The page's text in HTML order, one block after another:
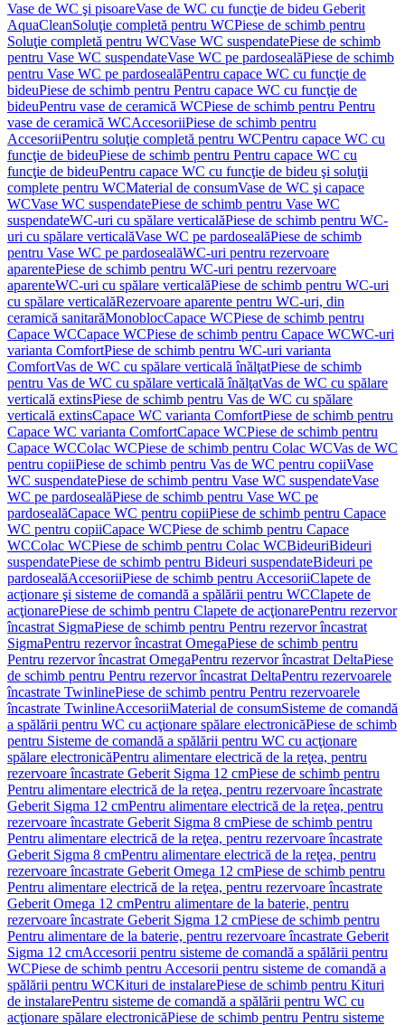
Vase de WC şi pisoareVase de WC cu funcţie de bideu Geberit
AquaCleanSoluţie completă pentru WCPiese de schimb pentru
Soluţie completă pentru WCVase WC suspendatePiese de schimb
pentru Vase WC suspendateVase WC pe pardosealăPiese de schimb
pentru Vase WC pe pardosealăPentru capace WC cu funcţie de
bideuPiese de schimb pentru Pentru capace WC cu funcţie de
bideuPentru vase de ceramică WCPiese de schimb pentru Pentru
vase de ceramică WCAccesoriiPiese de schimb pentru
AccesoriiPentru soluţie completă pentru WCPentru capace WC cu
funcţie de bideuPiese de schimb pentru Pentru capace WC cu
funcţie de bideuPentru capace WC cu funcţie de bideu şi soluţii
complete pentru WCMaterial de consumVase de WC şi capace
WCVase WC suspendatePiese de schimb pentru Vase WC
suspendateWC-uri cu spălare verticalăPiese de schimb pentru WC-
uri cu spălare verticalăVase WC pe pardosealăPiese de schimb
pentru Vase WC pe pardosealăWC-uri pentru rezervoare
aparentePiese de schimb pentru WC-uri pentru rezervoare
aparenteWC-uri cu spălare verticalăPiese de schimb pentru WC-uri
cu spălare verticalăRezervoare aparente pentru WC-uri, din
ceramică sanitarăMonoblocCapace WCPiese de schimb pentru
Capace WCCapace WCPiese de schimb pentru Capace WCWC-uri
varianta ComfortPiese de schimb pentru WC-uri varianta
ComfortVas de WC cu spălare verticală înălţatPiese de schimb
pentru Vas de WC cu spălare verticală înălţatVas de WC cu spălare
verticală extinsPiese de schimb pentru Vas de WC cu spălare
verticală extinsCapace WC varianta ComfortPiese de schimb pentru
Capace WC varianta ComfortCapace WCPiese de schimb pentru
Capace WCColac WCPiese de schimb pentru Colac WCVas de WC
pentru copiiPiese de schimb pentru Vas de WC pentru copiiVase
WC suspendatePiese de schimb pentru Vase WC suspendateVase
WC pe pardosealăPiese de schimb pentru Vase WC pe
pardosealăCapace WC pentru copiiPiese de schimb pentru Capace
WC pentru copiiCapace WCPiese de schimb pentru Capace
WCColac WCPiese de schimb pentru Colac WCBideuriBideuri
suspendatePiese de schimb pentru Bideuri suspendateBideuri pe
pardosealăAccesoriiPiese de schimb pentru AccesoriiClapete de
acţionare şi sisteme de comandă a spălării pentru WCClapete de
acţionarePiese de schimb pentru Clapete de acţionarePentru rezervor
încastrat SigmaPiese de schimb pentru Pentru rezervor încastrat
SigmaPentru rezervor încastrat OmegaPiese de schimb pentru
Pentru rezervor încastrat OmegaPentru rezervor încastrat DeltaPiese
de schimb pentru Pentru rezervor încastrat DeltaPentru rezervoarele
încastrate TwinlinePiese de schimb pentru Pentru rezervoarele
încastrate TwinlineAccesoriiMaterial de consumSisteme de comandă
a spălării pentru WC cu acţionare spălare electronicăPiese de schimb
pentru Sisteme de comandă a spălării pentru WC cu acţionare
spălare electronicăPentru alimentare electrică de la reţea, pentru
rezervoare încastrate Geberit Sigma 12 cmPiese de schimb pentru
Pentru alimentare electrică de la reţea, pentru rezervoare încastrate
Geberit Sigma 12 cmPentru alimentare electrică de la reţea, pentru
rezervoare încastrate Geberit Sigma 8 cmPiese de schimb pentru
Pentru alimentare electrică de la reţea, pentru rezervoare încastrate
Geberit Sigma 8 cmPentru alimentare electrică de la reţea, pentru
rezervoare încastrate Geberit Omega 12 cmPiese de schimb pentru
Pentru alimentare electrică de la reţea, pentru rezervoare încastrate
Geberit Omega 12 cmPentru alimentare de la baterie, pentru
rezervoare încastrate Geberit Sigma 12 cmPiese de schimb pentru
Pentru alimentare de la baterie, pentru rezervoare încastrate Geberit
Sigma 12 cmAccesorii pentru sisteme de comandă a spălării pentru
WCPiese de schimb pentru Accesorii pentru sisteme de comandă a
spălării pentru WCKituri de instalarePiese de schimb pentru Kituri
de instalarePentru sisteme de comandă a spălării pentru WC cu
acţionare spălare electronicăPiese de schimb pentru Pentru sisteme